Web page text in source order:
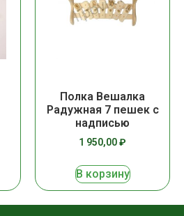
Полка Вешалка
Радужная 7 пешек с
надписью
1 950,00₽
В корзину